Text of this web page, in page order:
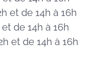
et de 14h à 16h
de 14h à 16h
et de 14h à 16h